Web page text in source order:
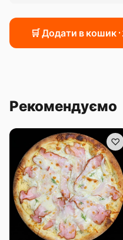
🛒 Додати в кошик ·
Рекомендуємо
♡